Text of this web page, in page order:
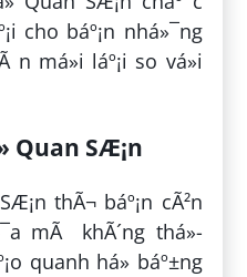
cho báº¡n nhá»¯ng
má»i láº¡i so vá»i
Quan SÆ¡n
SÆ¡n thÃ¬ báº¡n cÃ²n
mÃ khÃ´ng thá»­
quanh há» báº±ng